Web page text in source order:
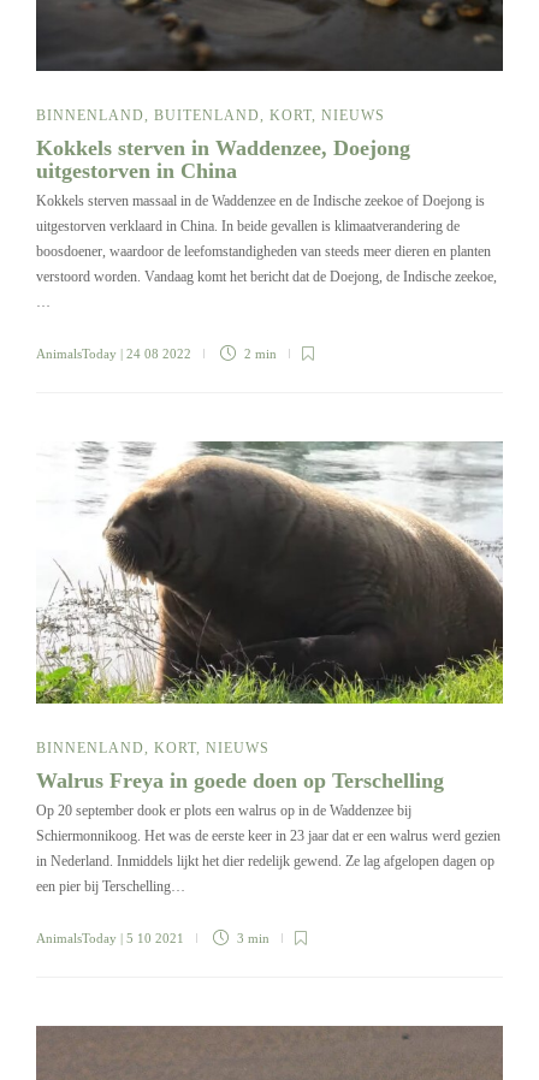
BINNENLAND, BUITENLAND, KORT, NIEUWS
Kokkels sterven in Waddenzee, Doejong
uitgestorven in China
Kokkels sterven massaal in de Waddenzee en de Indische zeekoe of Doejong is
uitgestorven verklaard in China. In beide gevallen is klimaatverandering de
boosdoener, waardoor de leefomstandigheden van steeds meer dieren en planten
verstoord worden. Vandaag komt het bericht dat de Doejong, de Indische zeekoe,
…
AnimalsToday | 24 08 2022 2 min
BINNENLAND, KORT, NIEUWS
Walrus Freya in goede doen op Terschelling
Op 20 september dook er plots een walrus op in de Waddenzee bij
Schiermonnikoog. Het was de eerste keer in 23 jaar dat er een walrus werd gezien
in Nederland. Inmiddels lijkt het dier redelijk gewend. Ze lag afgelopen dagen op
een pier bij Terschelling…
AnimalsToday | 5 10 2021 3 min